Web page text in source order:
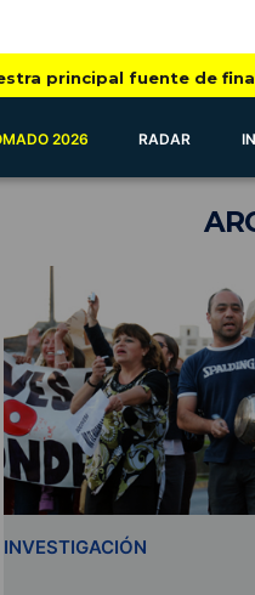
principal fuente de
2026 RADAR
INVESTIGACIÓN